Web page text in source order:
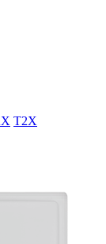
T2X